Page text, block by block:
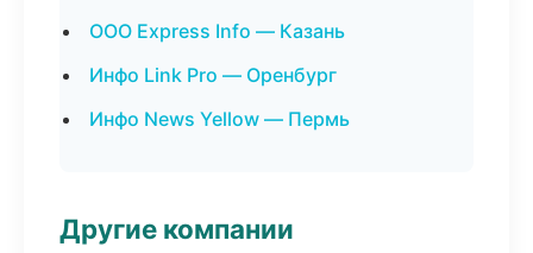
ООО Express Info — Казань
Инфо Link Pro — Оренбург
Инфо News Yellow — Пермь
Другие компании